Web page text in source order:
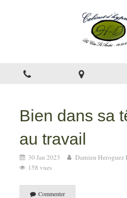
Bien dans sa
au travail
30 Jan 2023 Damien Heroguez
158 vues
Commenter